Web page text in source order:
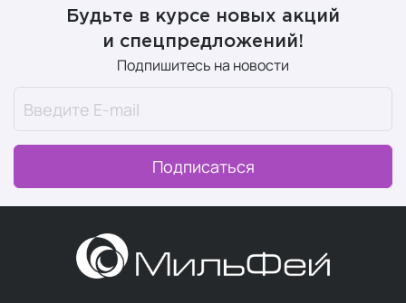
Будьте в курсе новых акций
и спецпредложений!
Подпишитесь на новости
Подписаться